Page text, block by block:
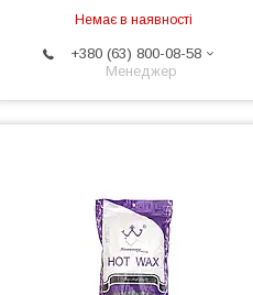
Немає в наявності
+380 (63) 800-08-58
Менеджер